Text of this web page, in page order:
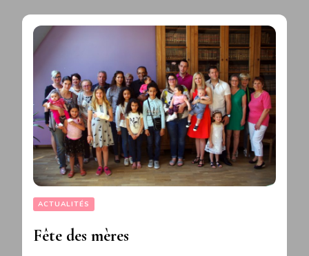
ACTUALITÉS
Fête des mères